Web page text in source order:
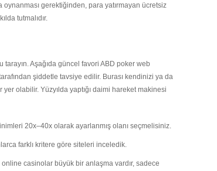
oynanması gerektiğinden, para yatırmayan ücretsiz
tutmalıdır.
Aşağıda güncel favori ABD poker web
şiddetle tavsiye edilir. Burası kendinizi ya da
olabilir. Yüzyılda yaptığı daimi hareket makinesi
20x–40x olarak ayarlanmış olanı seçmelisiniz.
farklı kritere göre siteleri inceledik.
casinolar büyük bir anlaşma vardır, sadece